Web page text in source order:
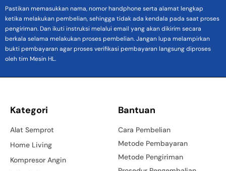
Pastikan memasukkan nama, nomor handphone serta alamat lengkap
ketika melakukan pembelian, sehingga tidak ada kendala pada saat proses
pengiriman. Dan ikuti instruksi melalui email yang akan dikirim secara
berkala selama melakukan proses pembelian. Jangan lupa melampirkan
bukti pembayaran agar proses verifikasi pembayaran langsung diproses
oleh tim Mesin HL.
Kategori
Alat Semprot
Home Living
Kompresor Angin
Bantuan
Cara Pembelian
Metode Pembayaran
Metode Pengiriman